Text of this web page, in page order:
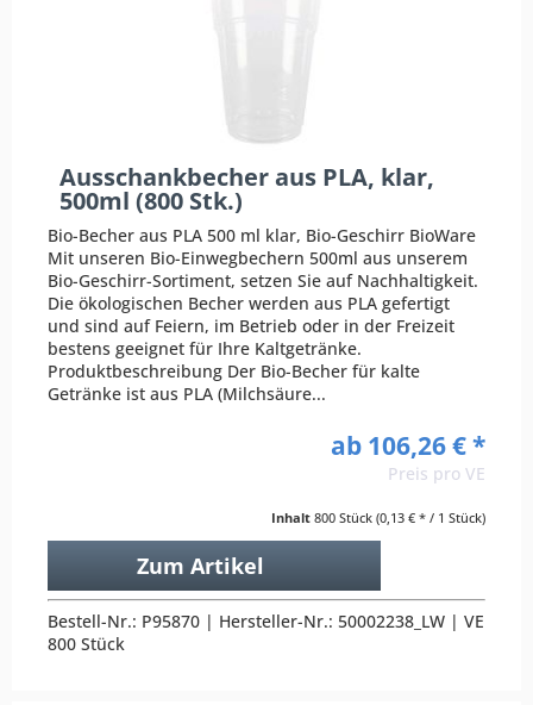
Ausschankbecher aus PLA, klar,
500ml (800 Stk.)
Bio-Becher aus PLA 500 ml klar, Bio-Geschirr BioWare
Mit unseren Bio-Einwegbechern 500ml aus unserem
Bio-Geschirr-Sortiment, setzen Sie auf Nachhaltigkeit.
Die ökologischen Becher werden aus PLA gefertigt
und sind auf Feiern, im Betrieb oder in der Freizeit
bestens geeignet für Ihre Kaltgetränke.
Produktbeschreibung Der Bio-Becher für kalte
Getränke ist aus PLA (Milchsäure...
ab 106,26 € *
Preis pro VE
Inhalt 800 Stück (0,13 € * / 1 Stück)
Zum Artikel
Bestell-Nr.: P95870 | Hersteller-Nr.: 50002238_LW | VE
800 Stück